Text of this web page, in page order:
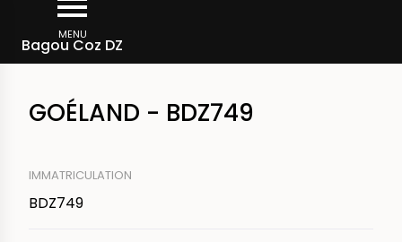
contenu
MENU
Bagou Coz DZ
d'Ariane
Rechercher un bateau
GOÉLAND - BDZ749
IMMATRICULATION
BDZ749